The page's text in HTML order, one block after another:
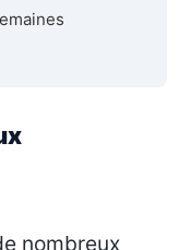
nombreux